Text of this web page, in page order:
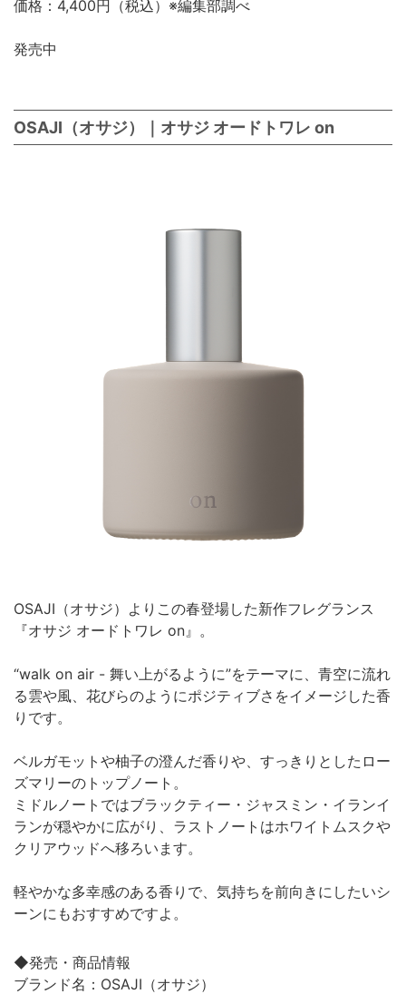
価格：4,400円（税込）※編集部調べ
発売中
OSAJI（オサジ）｜オサジ オードトワレ on
OSAJI（オサジ）よりこの春登場した新作フレグランス
『オサジ オードトワレ on』。
“walk on air - 舞い上がるように”をテーマに、青空に流れ
る雲や風、花びらのようにポジティブさをイメージした香
りです。
ベルガモットや柚子の澄んだ香りや、すっきりとしたロー
ズマリーのトップノート。
ミドルノートではブラックティー・ジャスミン・イランイ
ランが穏やかに広がり、ラストノートはホワイトムスクや
クリアウッドへ移ろいます。
軽やかな多幸感のある香りで、気持ちを前向きにしたいシ
ーンにもおすすめですよ。
◆発売・商品情報
ブランド名：OSAJI（オサジ）